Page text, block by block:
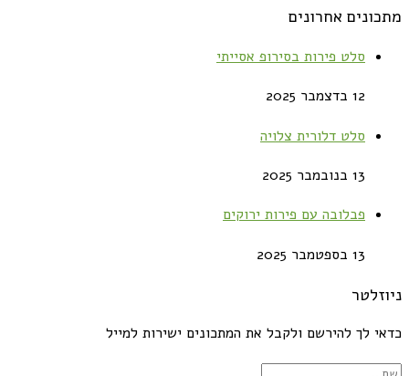
מתכונים אחרונים
סלט פירות בסירופ אסייתי
12 בדצמבר 2025
סלט דלורית צלויה
13 בנובמבר 2025
פבלובה עם פירות ירוקים
13 בספטמבר 2025
ניוזלטר
כדאי לך להירשם ולקבל את המתכונים ישירות למייל